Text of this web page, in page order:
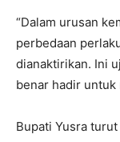
“Dalam urusan
perbedaan
dianaktirikan. Ini
benar hadir untuk
Bupati Yusra